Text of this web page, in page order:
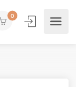
0